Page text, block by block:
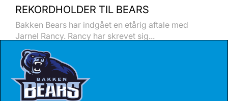
REKORDHOLDER TIL BEARS
Bakken Bears har indgået en etårig aftale med
Jarnel Rancy. Rancy har skrevet sig...